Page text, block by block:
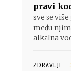
pravi
sve se
među
alkalna
ZDRAVLJE